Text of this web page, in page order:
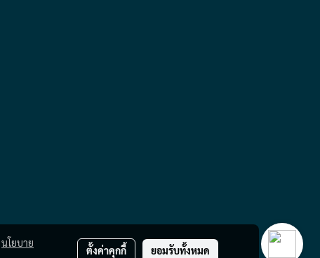
นโยบาย
ตั้งค่าคุกกี้ ยอมรับทั้งหมด